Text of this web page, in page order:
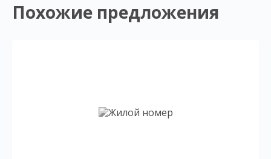
Похожие предложения